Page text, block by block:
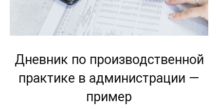
Дневник по производственной
практике в администрации —
пример